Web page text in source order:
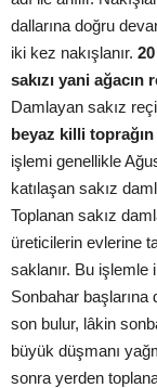
dallarına doğru
iki kez nakışlanır.
sakızı yani
Damlayan sakız
beyaz killi toprağın
işlemi genellikle
katılaşan sakız
Toplanan sakız
üreticilerin evlerine
saklanır. Bu işlemle
Sonbahar
son bulur, lâkin
büyük düşmanı
sonra yerden